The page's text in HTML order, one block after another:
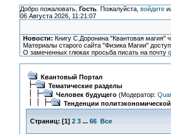
Добро пожаловать, Гость. Пожалуйста, войдите
06 Августа 2026, 11:21:07
Новости: Книгу С.Доронина "Квантовая магия"
Материалы старого сайта "Физика Магии"
О замеченных глюках просьба писать на почту
Квантовый Портал
Тематические разделы
Человек будущего(Модератор:
Тенденции
Страниц: [1] 2 3 ... 66 Все